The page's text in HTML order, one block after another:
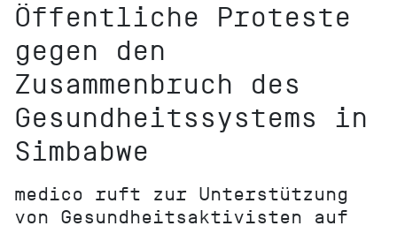
Öffentliche Proteste
gegen den
Zusammenbruch des
Gesundheitssystems in
Simbabwe
medico ruft zur Unterstützung
von Gesundheitsaktivisten auf